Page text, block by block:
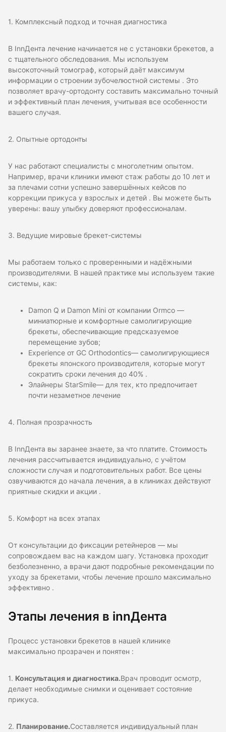
1. Комплексный подход и точная диагностика
В InnДента лечение начинается не с установки брекетов, а
с тщательного обследования. Мы используем
высокоточный томограф, который даёт максимум
информации о строении зубочелюстной системы . Это
позволяет врачу-ортодонту составить максимально точный
и эффективный план лечения, учитывая все особенности
вашего случая.
2. Опытные ортодонты
У нас работают специалисты с многолетним опытом.
Например, врачи клиники имеют стаж работы до 10 лет и
за плечами сотни успешно завершённых кейсов по
коррекции прикуса у взрослых и детей . Вы можете быть
уверены: вашу улыбку доверяют профессионалам.
3. Ведущие мировые брекет-системы
Мы работаем только с проверенными и надёжными
производителями. В нашей практике мы используем такие
системы, как:
Damon Q и Damon Mini от компании Ormco —
миниатюрные и комфортные самолигирующие
брекеты, обеспечивающие предсказуемое
перемещение зубов;
Experience от GC Orthodontics— самолигирующиеся
брекеты японского производителя, которые могут
сократить сроки лечения до 40% .
Элайнеры StarSmile— для тех, кто предпочитает
почти незаметное лечение
4. Полная прозрачность
В InnДента вы заранее знаете, за что платите. Стоимость
лечения рассчитывается индивидуально, с учётом
сложности случая и подготовительных работ. Все цены
озвучиваются до начала лечения, а в клиниках действуют
приятные скидки и акции .
5. Комфорт на всех этапах
От консультации до фиксации ретейнеров — мы
сопровождаем вас на каждом шагу. Установка проходит
безболезненно, а врачи дают подробные рекомендации по
уходу за брекетами, чтобы лечение прошло максимально
эффективно .
Этапы лечения в innДента
Процесс установки брекетов в нашей клинике
максимально прозрачен и понятен :
1. Консультация и диагностика.Врач проводит осмотр,
делает необходимые снимки и оценивает состояние
прикуса.
2. Планирование.Составляется индивидуальный план